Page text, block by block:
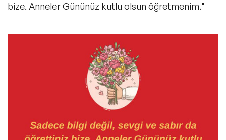
bize. Anneler Gününüz kutlu olsun öğretmenim."